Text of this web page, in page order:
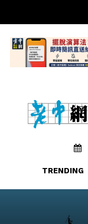
TRENDING